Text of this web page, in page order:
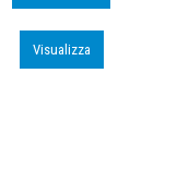
Visualizza